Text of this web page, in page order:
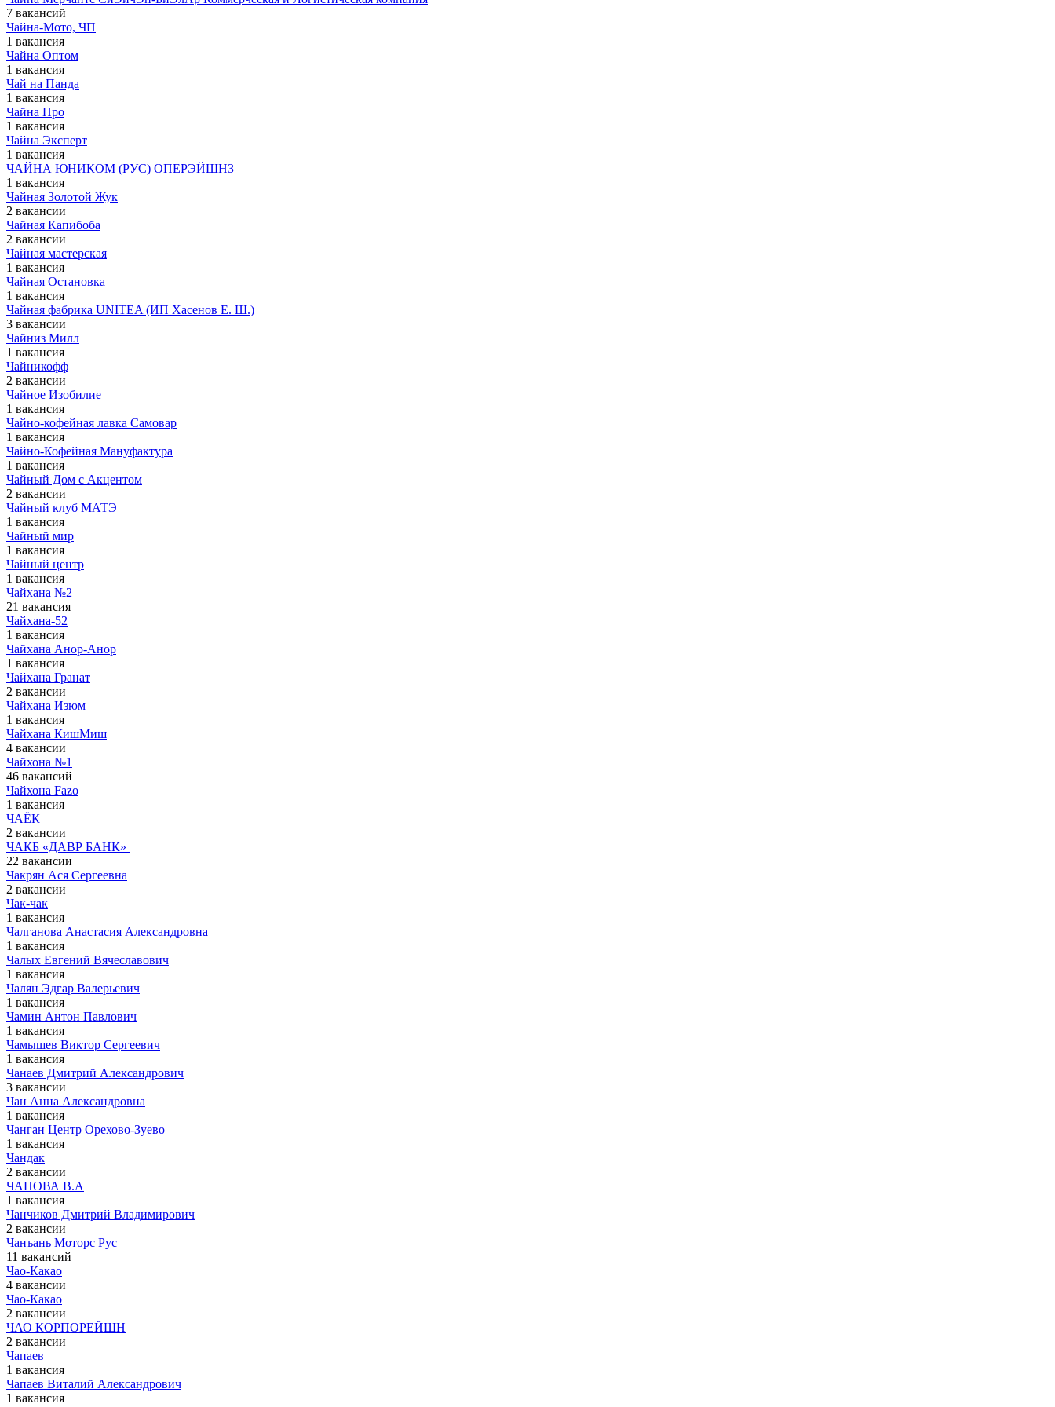
7 вакансий
Чайна-Мото, ЧП
1 вакансия
Чайна Оптом
1 вакансия
Чай на Панда
1 вакансия
Чайна Про
1 вакансия
Чайна Эксперт
1 вакансия
ЧАЙНА ЮНИКОМ (РУС) ОПЕРЭЙШНЗ
1 вакансия
Чайная Золотой Жук
2 вакансии
Чайная Капибоба
2 вакансии
Чайная мастерская
1 вакансия
Чайная Остановка
1 вакансия
Чайная фабрика UNITEA (ИП Хасенов Е. Ш.)
3 вакансии
Чайниз Милл
1 вакансия
Чайникофф
2 вакансии
Чайное Изобилие
1 вакансия
Чайно-кофейная лавка Самовар
1 вакансия
Чайно-Кофейная Мануфактура
1 вакансия
Чайный Дом с Акцентом
2 вакансии
Чайный клуб МАТЭ
1 вакансия
Чайный мир
1 вакансия
Чайный центр
1 вакансия
Чайхана №2
21 вакансия
Чайхана-52
1 вакансия
Чайхана Анор-Анор
1 вакансия
Чайхана Гранат
2 вакансии
Чайхана Изюм
1 вакансия
Чайхана КишМиш
4 вакансии
Чайхона №1
46 вакансий
Чайхона Fazo
1 вакансия
ЧАЁК
2 вакансии
ЧАКБ «ДАВР БАНК»
22 вакансии
Чакрян Ася Сергеевна
2 вакансии
Чак-чак
1 вакансия
Чалганова Анастасия Александровна
1 вакансия
Чалых Евгений Вячеславович
1 вакансия
Чалян Эдгар Валерьевич
1 вакансия
Чамин Антон Павлович
1 вакансия
Чамышев Виктор Сергеевич
1 вакансия
Чанаев Дмитрий Александрович
3 вакансии
Чан Анна Александровна
1 вакансия
Чанган Центр Орехово-Зуево
1 вакансия
Чандак
2 вакансии
ЧАНОВА В.А
1 вакансия
Чанчиков Дмитрий Владимирович
2 вакансии
Чанъань Моторс Рус
11 вакансий
Чао-Какао
4 вакансии
Чао-Какао
2 вакансии
ЧАО КОРПОРЕЙШН
2 вакансии
Чапаев
1 вакансия
Чапаев Виталий Александрович
1 вакансия